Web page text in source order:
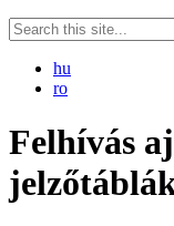
hu
ro
Felhívás